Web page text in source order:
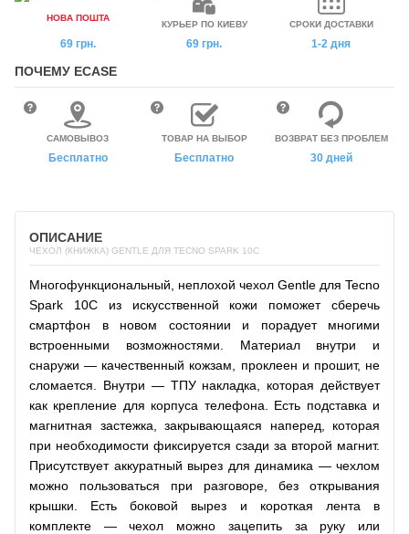
НОВА ПОШТА
69 грн.
КУРЬЕР ПО КИЕВУ
69 грн.
СРОКИ ДОСТАВКИ
1-2 дня
ПОЧЕМУ ECASE
САМОВЫВОЗ
Бесплатно
ТОВАР НА ВЫБОР
Бесплатно
ВОЗВРАТ БЕЗ ПРОБЛЕМ
30 дней
ОПИСАНИЕ
ЧЕХОЛ (КНИЖКА) GENTLE ДЛЯ TECNO SPARK 10C
Многофункциональный, неплохой чехол Gentle для Tecno
Spark 10C из искусственной кожи поможет сберечь
смартфон в новом состоянии и порадует многими
встроенными возможностями. Материал внутри и
снаружи — качественный кожзам, проклеен и прошит, не
сломается. Внутри — ТПУ накладка, которая действует
как крепление для корпуса телефона. Есть подставка и
магнитная застежка, закрывающаяся наперед, которая
при необходимости фиксируется сзади за второй магнит.
Присутствует аккуратный вырез для динамика — чехлом
можно пользоваться при разговоре, без открывания
крышки. Есть боковой вырез и короткая лента в
комплекте — чехол можно зацепить за руку или